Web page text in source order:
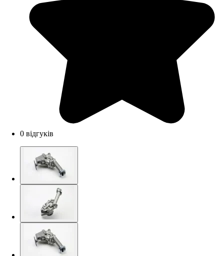
0 відгуків